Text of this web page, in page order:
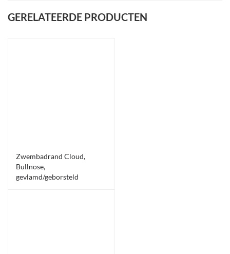
GERELATEERDE PRODUCTEN
Zwembadrand Cloud,
Bullnose,
gevlamd/geborsteld